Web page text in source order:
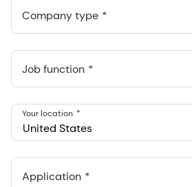
548 Market St Pmb 90375, San Francisco,
Company type
Job function
United States
Your location
Application